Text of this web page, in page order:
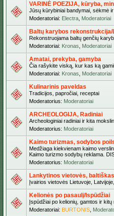
VARINĖ POEZIJA, kūryba,
Jūsų kūrybiniai bandymai, sėkmė
Moderatoriai: Electra Moderatoriai
Baltų karybos
Rekonstruojama baltų genčių
Moderatoriai: Kronas Moderatoriai
Amatai, prekyba, gamyba
Čia rašykite viską, kur kas ką
Moderatoriai: Kronas Moderatoriai
Kulinarinis paveldas
Tradicijos, papročiai, receptai
Moderatorius: Moderatoriai
ARCHEOLOGIJA, Radiniai
Archeologiniai radiniai ir kita
Moderatorius: Moderatoriai
Kaimo turizmas, sodybos
Medžiaga kiekvienam kaimo
Kaimo turizmo sodybų reklama.
Moderatorius: Moderatoriai
Lankytinos vietovės,
Įvairios vietovės Lietuvoje,
Kelionės po pasaulį/Ispūdžiai
Įspūdžiai po kelionių, gamtos ir kitų
Moderatoriai: BURTONIS